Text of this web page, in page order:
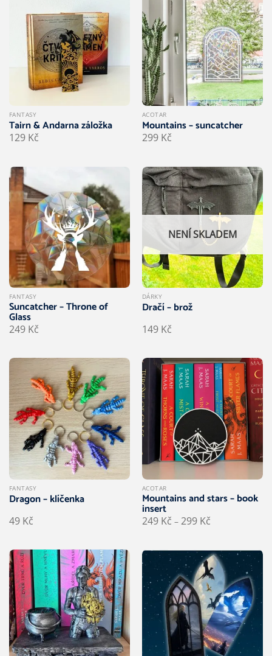
FANTASY
Tairn & Andarna záložka
129 Kč
ACOTAR
Mountains – suncatcher
299 Kč
FANTASY
Suncatcher – Throne of
Glass
249 Kč
NENÍ SKLADEM
DÁRKY
Dračí – brož
149 Kč
FANTASY
Dragon – klíčenka
49 Kč
ACOTAR
Mountains and stars – book
insert
249 Kč – 299 KčRozpětí
cen:
299 Kč